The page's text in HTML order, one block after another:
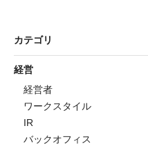
カテゴリ
経営
経営者
ワークスタイル
IR
バックオフィス